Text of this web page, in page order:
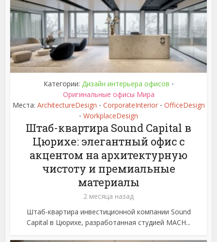
Категории: Дизайн интерьера офисов •
Оригинальные офисы Мира
Места: ArchitectureDesign • CorporateInterior • OfficeDesign
• WorkplaceDesign
Штаб-квартира Sound Capital в
Цюрихе: элегантный офис с
акцентом на архитектурную
чистоту и премиальные
материалы
2 месяца назад
Штаб-квартира инвестиционной компании Sound
Capital в Цюрихе, разработанная студией MACH...